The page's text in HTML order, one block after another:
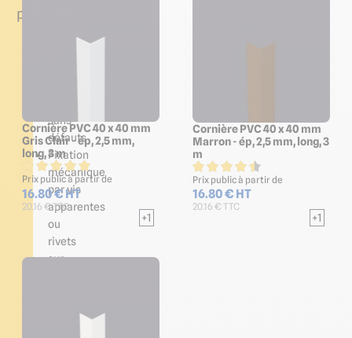
pose
sans
défauts
Fixation
mécanique
par vis
apparentes
ou
rivets
sur
Cornière PVC 40 x 40 mm
Gris Clair - ép, 2,5 mm,
long, 3 m
Prix public à partir de
16.80 € HT
20.16 € TTC
+1
Cornière PVC 40 x 40 mm
Marron - ép, 2,5 mm, long, 3
m
Prix public à partir de
16.80 € HT
20.16 € TTC
+1